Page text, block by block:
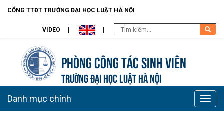
CỔNG TTĐT TRƯỜNG ĐẠI HỌC LUẬT HÀ NỘI
VIDEO
Phòng Công tác sinh viên
TRƯỜNG ĐẠI HỌC LUẬT HÀ NỘI
Toggle
Danh mục chính